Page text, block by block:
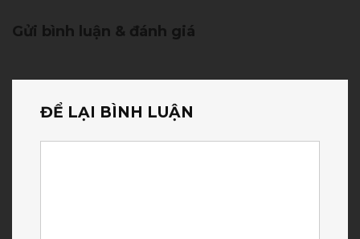
Gửi bình luận & đánh giá
ĐỂ LẠI BÌNH LUẬN